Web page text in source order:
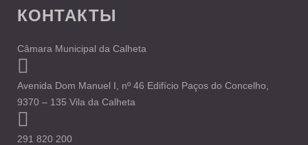
КОНТАКТЫ
Câmara Municipal da Calheta
Avenida Dom Manuel I, nº 46 Edifício Paços do Concelho,
9370 – 135 Vila da Calheta
291 820 200